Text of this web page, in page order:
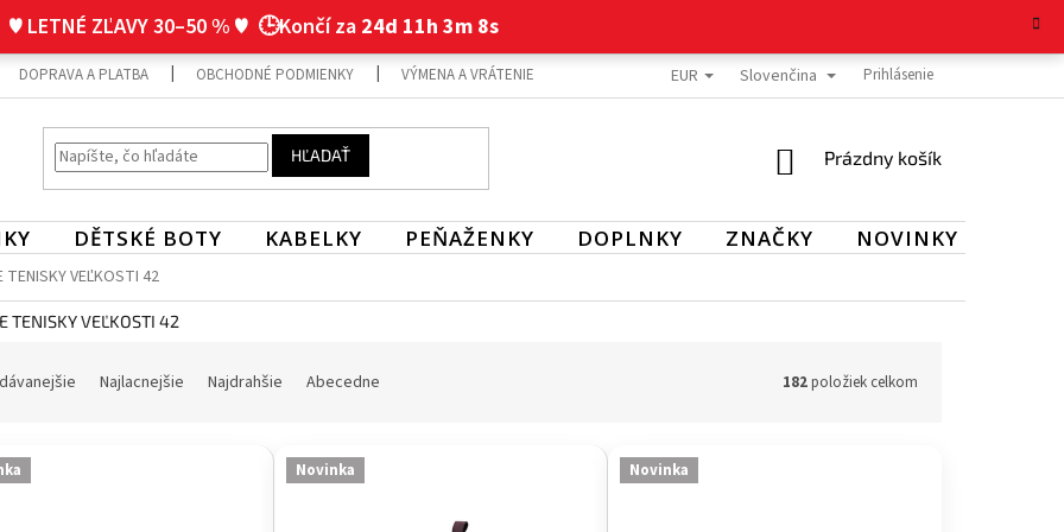
♥ LETNÉ ZĽAVY 30–50 % ♥ 🕒Končí za 24d 11h 3m 7s
DOPRAVA A PLATBA OBCHODNÉ PODMIENKY VÝMENA A VRÁTENIE TOVARU REKLAMAČNÝ PORIADOK OCHRANA OSOBNÝCH ÚDAJOV
EUR Slovenčina Prihlásenie
HĽADAŤ
NÁKUPNÝ
Prázdny košík
DĚTSKÉ BOTY KABELKY PEŇAŽENKY DOPLNKY ZNAČKY NOVINKY
TENISKY VEĽKOSTI 42
TENISKY VEĽKOSTI 42
Najlacnejšie Najdrahšie Abecedne 182položiek celkom
Novinka Novinka